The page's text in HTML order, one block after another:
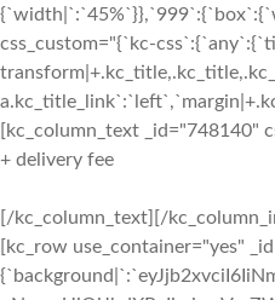
css_custom="{`kc-
[kc_column_text
+ delivery fee
[/kc_column_text][/kc_column_inner#][/kc_row_inner#][/kc_column_inner][/kc_row_inner][/kc_tab][/kc_tabs][/kc_column][/kc_row][kc_row use_container="yes" _id="669710" cols_gap="{`kc-css`:{}}" css_custom="{`kc-css`:{`any`:{`background`:{`background|`:`eyJjb2xvciI6IiNmNWY1ZjUiLCJsaW5lYXJHcmFkaWVudCI6WyIiXSwiaW1hZ2UiOiJub25lIiwicG9zaXRpb24iOiIwJSAwJSIsInNpemUiOiJhdXRvIiwicmVwZWF0IjoicmVwZWF0IiwiYXR0YWNobWVudCI6InNjcm9sbCIsImFkdmFuY2VkIjowfQ==`},`box`:{`padding|`:`96px inherit 72px inherit`}}}}" force="yes"][kc_column width="25%" _id="689949" _css_inspector_marginer="{`kc-css`:{`479`:{`box`:{`margin|`:`inherit inherit inherit 0%`,`width|`:`100%`}},`767`:{`box`:{`margin|`:`inherit inherit inherit 0%`,`width|`:`50%`}},`999`:{`box`:{`margin|`:`inherit inherit inherit 0%`,`width|`:`50%`}},`1024`:{`box`:{`margin|`:`inherit inherit inherit 0%`,`width|`:`25%`}}}}" css_custom="{`kc-css`:{}}"][kc_feature_box layout="3" title="Booking via Call" desc="MS04ODgtMTIzLTQ1Njc=" icon="sl-phone" _id="207984" css_custom="{`kc-css`:{`999`:{`boxes`:{`padding|`:`inherit inherit 24px inherit`}},`1024`:{`boxes`:{`margin|`:`inherit inherit 12px inherit`}},`any`:{`title`:{`color|.content-title`:`#6b6b6b`,`font-family|.content-title`:`Lato`,`font-size|.content-title`:`16px`,`font-weight|.content-title`:`400`,`line-height|.content-title`:`24px`,`text-transform|.content-title`:`capitalize`,`margin|.content-title`:`inherit inherit 6px inherit`},`desc`:{`color|.content-desc`:`#333333`,`font-family|.content-desc`:`Montserrat`,`font-size|.content-desc`:`16px`,`font-weight|.content-desc`:`700`,`line-height|.content-desc`:`24px`,`text-transform|.content-desc`:`none`},`icon`:{`color|.content-icon i`:`#f02d2b`,`font-size|.content-icon i`:`23px`,`line-height|.content-icon i`:`29px`}}}}" animate="||"][/kc_column][kc_column width="25%" video_mute="no" _id="958732" _css_inspector_marginer="{`kc-css`:{`479`:{`box`:{`margin|`:`inherit inherit inherit 0%`,`width|`:`100%`}},`767`:{`box`:{`margin|`:`inherit inherit inherit 0%`,`width|`:`50%`}},`999`:{`box`:{`margin|`:`inherit inherit inherit 0%`,`width|`:`50%`}},`1024`:{`box`:{`margin|`:`inherit inherit inherit 0%`,`width|`:`25%`}}}}" video_bg_url="__empty__" css_custom="{`kc-css`:{}}"][kc_feature_box layout="3" title="Asking Question via Email"